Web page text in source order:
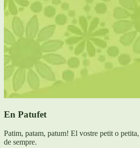
En Patufet
Patim, patam, patum! El vostre petit o
de sempre.